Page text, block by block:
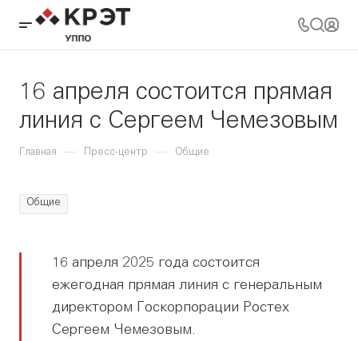
16 апреля состоится прямая
линия с Сергеем Чемезовым
Главная — Пресс-центр — Общие
Общие
16 апреля 2025 года состоится
ежегодная прямая линия с генеральным
директором Госкорпорации Ростех
Сергеем Чемезовым.